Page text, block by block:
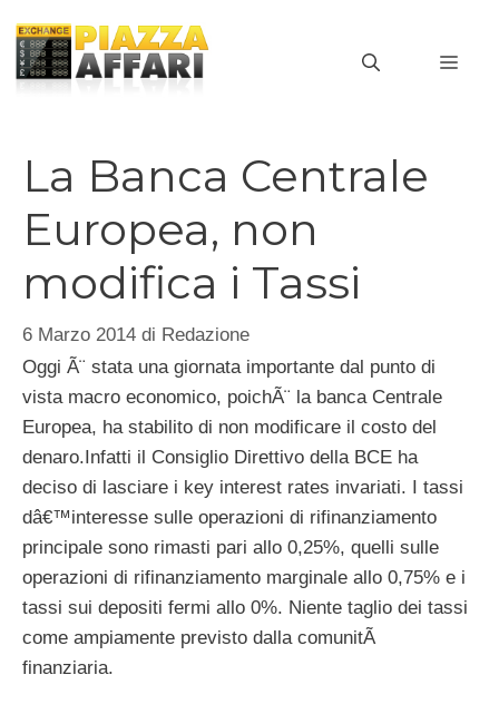
contenuto
La Banca Centrale
Europea, non
modifica i Tassi
6 Marzo 2014 di Redazione
Oggi Ã¨ stata una giornata importante dal punto di
vista macro economico, poichÃ¨ la banca Centrale
Europea, ha stabilito di non modificare il costo del
denaro. Infatti il Consiglio Direttivo della BCE ha
deciso di lasciare i key interest rates invariati. I tassi
dâ€™interesse sulle operazioni di rifinanziamento
principale sono rimasti pari allo 0,25%, quelli sulle
operazioni di rifinanziamento marginale allo 0,75% e i
tassi sui depositi fermi allo 0%. Niente taglio dei tassi
come ampiamente previsto dalla comunitÃ
finanziaria.